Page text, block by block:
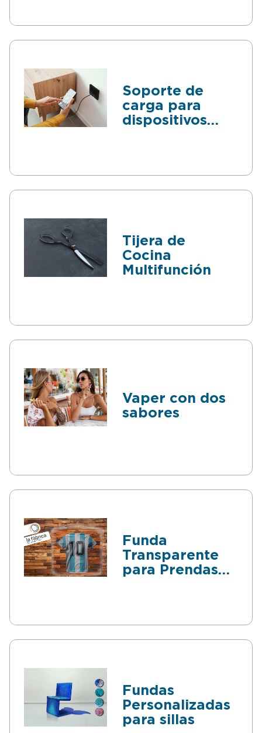
Soporte de
carga para
dispositivos
Tijera de
Cocina
Multifunción
Vaper con dos
sabores
Funda
Transparente
para Prendas
Fundas
Personalizadas
para sillas